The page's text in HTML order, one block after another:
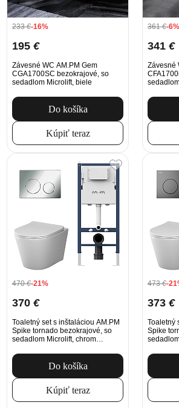
233€-16%
195 €
Závesné WC AM.PM Gem
CGA1700SC bezokrajové, so
sedadlom Microlift, biele
Do košíka
Kúpiť teraz
361€-6%
341 €
Závesné
470€-21%
370 €
Toaletný set s inštaláciou AM.PM
Spike tornado bezokrajové, so
sedadlom Microlift, chrom
splachovanie
Do košíka
Kúpiť teraz
473€-
373 €
Toaletný
Spike